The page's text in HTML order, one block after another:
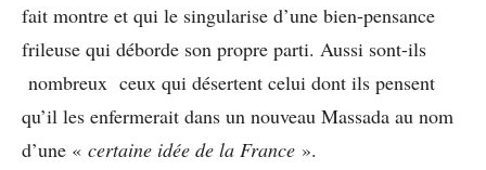
fait montre et qui le singularise d’une bien-pensance
frileuse qui déborde son propre parti. Aussi sont-ils
nombreux ceux qui désertent celui dont ils pensent
qu’il les enfermerait dans un nouveau Massada au nom
d’une « certaine idée de la France ».